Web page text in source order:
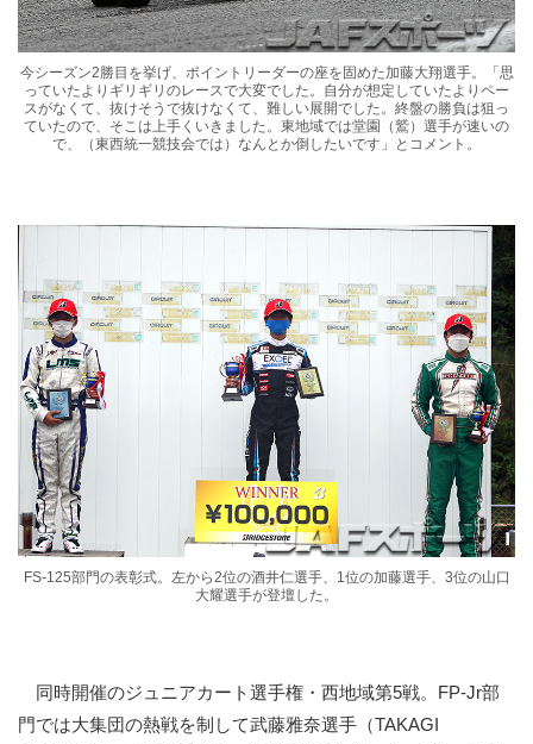
今シーズン2勝目を挙げ、ポイントリーダーの座を固めた加藤大翔選手。「思
っていたよりギリギリのレースで大変でした。自分が想定していたよりペー
スがなくて、抜けそうで抜けなくて、難しい展開でした。終盤の勝負は狙っ
ていたので、そこは上手くいきました。東地域では堂園（鷲）選手が速いの
で、（東西統一競技会では）なんとか倒したいです」とコメント。
FS-125部門の表彰式。左から2位の酒井仁選手、1位の加藤選手、3位の山口
大耀選手が登壇した。
同時開催のジュニアカート選手権・西地域第5戦。FP-Jr部
門では大集団の熱戦を制して武藤雅奈選手（TAKAGI